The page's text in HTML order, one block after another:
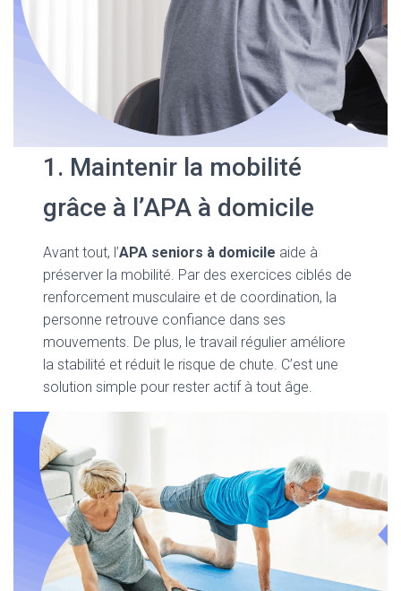
1. Maintenir la mobilité
grâce à l’APA à domicile
Avant tout, l’APA seniors à domicile aide à
préserver la mobilité. Par des exercices ciblés de
renforcement musculaire et de coordination, la
personne retrouve confiance dans ses
mouvements. De plus, le travail régulier améliore
la stabilité et réduit le risque de chute. C’est une
solution simple pour rester actif à tout âge.